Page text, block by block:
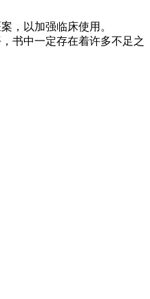
，以加强临床使用。
书中一定存在着许多不足之